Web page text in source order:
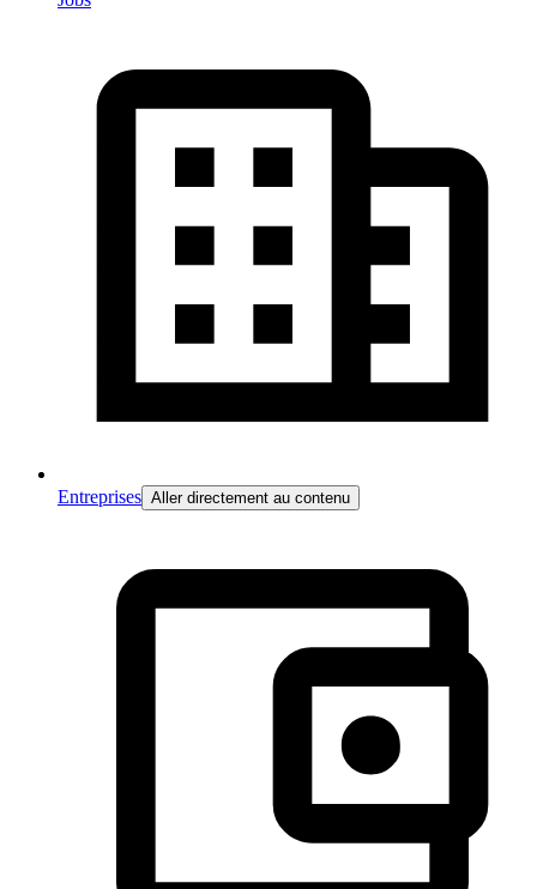
Entreprises Aller directement au contenu